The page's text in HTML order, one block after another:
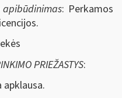
: Perkamos
PRIEŽASTYS:
apklausa.